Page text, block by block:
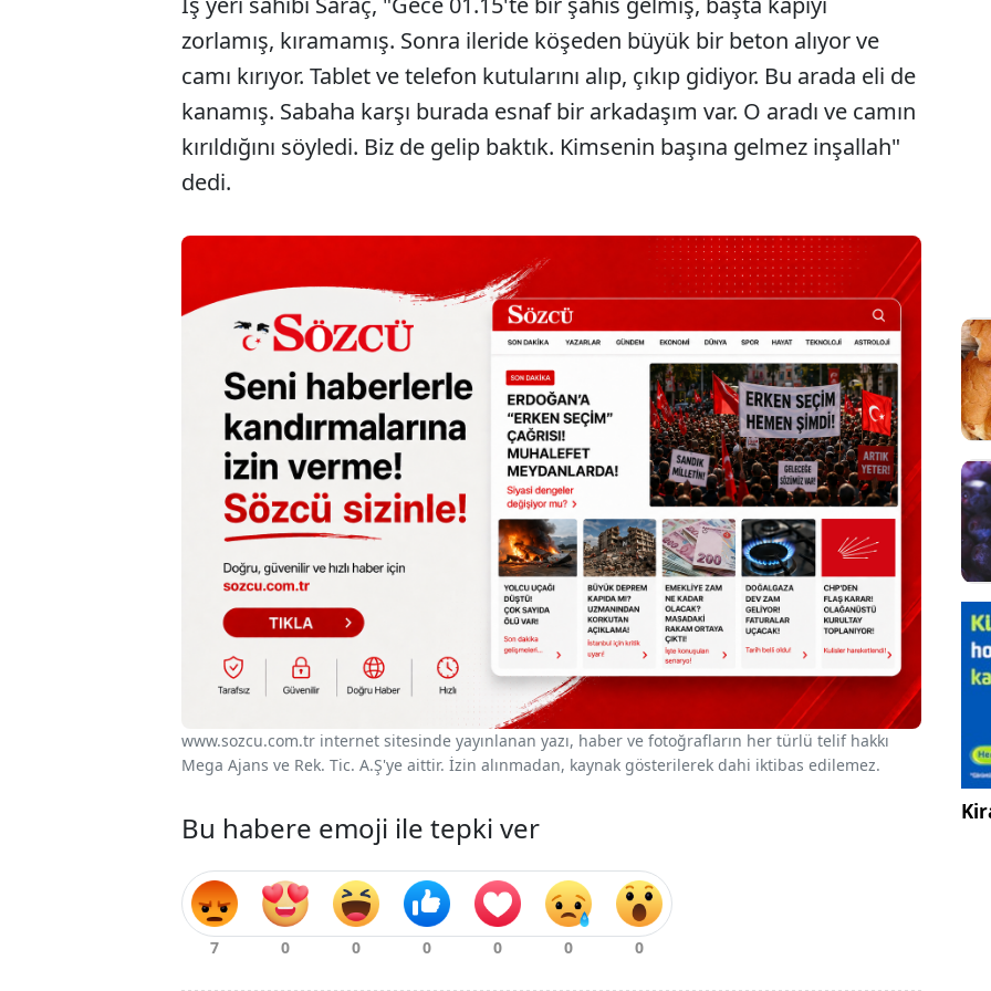
zorlamış, kıramamış. Sonra ileride köşeden büyük bir beton alıyor ve
camı kırıyor. Tablet ve telefon kutularını alıp, çıkıp gidiyor. Bu arada eli de
kanamış. Sabaha karşı burada esnaf bir arkadaşım var. O aradı ve camın
kırıldığını söyledi. Biz de gelip baktık. Kimsenin başına gelmez inşallah"
dedi.
www.sozcu.com.tr internet sitesinde yayınlanan yazı, haber ve fotoğrafların her türlü telif hakkı
Mega Ajans ve Rek. Tic. A.Ş'ye aittir. İzin alınmadan, kaynak gösterilerek dahi iktibas edilemez.
Bu habere emoji ile tepki ver